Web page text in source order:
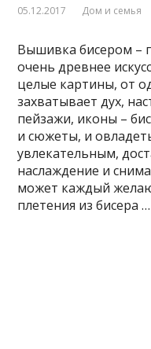
05.12.2017 Дом и семья
Вышивка бисером –
очень древнее
целые картины, от
захватывает дух,
пейзажи, иконы –
и сюжеты, и
увлекательным,
наслаждение и
может каждый
плетения из бисера …